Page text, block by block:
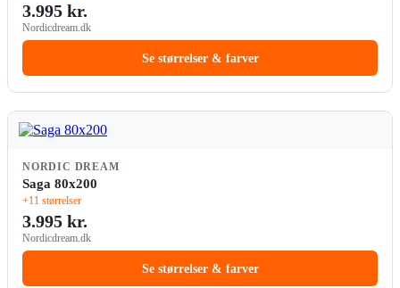
3.995 kr.
Nordicdream.dk
Se størrelser & farver
NORDIC DREAM
Saga 80x200
+11 størrelser
3.995 kr.
Nordicdream.dk
Se størrelser & farver